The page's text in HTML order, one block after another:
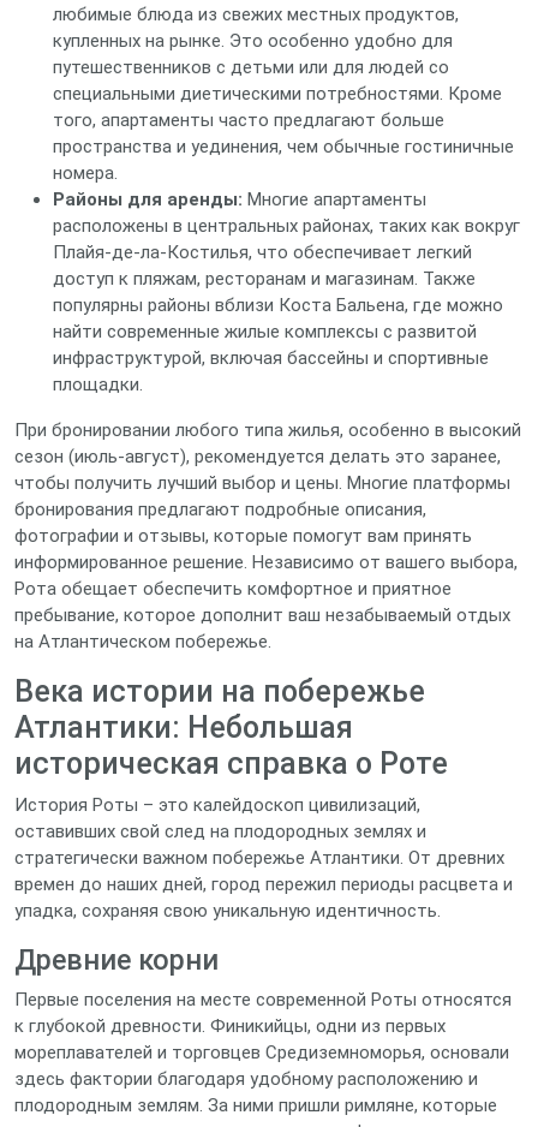
любимые блюда из свежих местных продуктов,
купленных на рынке. Это особенно удобно для
путешественников с детьми или для людей со
специальными диетическими потребностями. Кроме
того, апартаменты часто предлагают больше
пространства и уединения, чем обычные гостиничные
номера.
Районы для аренды: Многие апартаменты
расположены в центральных районах, таких как вокруг
Плайя-де-ла-Костилья, что обеспечивает легкий
доступ к пляжам, ресторанам и магазинам. Также
популярны районы вблизи Коста Бальена, где можно
найти современные жилые комплексы с развитой
инфраструктурой, включая бассейны и спортивные
площадки.
При бронировании любого типа жилья, особенно в высокий
сезон (июль-август), рекомендуется делать это заранее,
чтобы получить лучший выбор и цены. Многие платформы
бронирования предлагают подробные описания,
фотографии и отзывы, которые помогут вам принять
информированное решение. Независимо от вашего выбора,
Рота обещает обеспечить комфортное и приятное
пребывание, которое дополнит ваш незабываемый отдых
на Атлантическом побережье.
Века истории на побережье
Атлантики: Небольшая
историческая справка о Роте
История Роты – это калейдоскоп цивилизаций,
оставивших свой след на плодородных землях и
стратегически важном побережье Атлантики. От древних
времен до наших дней, город пережил периоды расцвета и
упадка, сохраняя свою уникальную идентичность.
Древние корни
Первые поселения на месте современной Роты относятся
к глубокой древности. Финикийцы, одни из первых
мореплавателей и торговцев Средиземноморья, основали
здесь фактории благодаря удобному расположению и
плодородным землям. За ними пришли римляне, которые